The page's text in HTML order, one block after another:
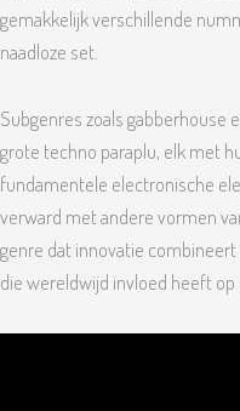
gemakkelijk verschillende
naadloze set.
Subgenres zoals gabberhouse
grote techno paraplu, elk met
fundamentele electronische
verward met andere vormen
genre dat innovatie
die wereldwijd invloed heeft op